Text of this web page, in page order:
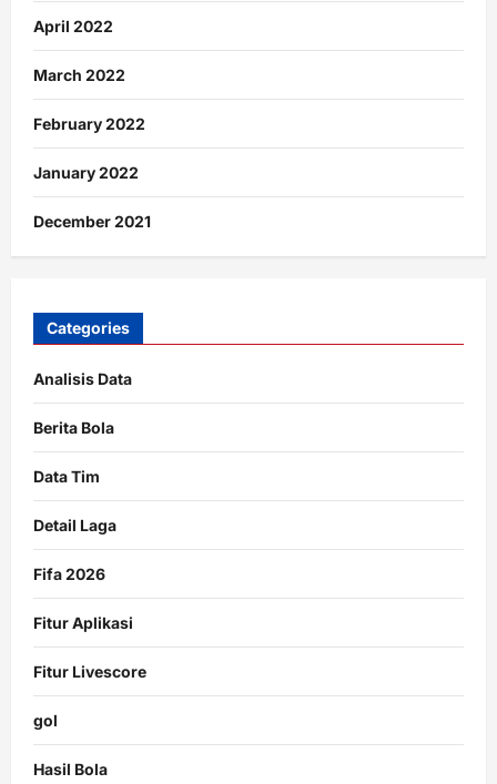
April 2022
March 2022
February 2022
January 2022
December 2021
Categories
Analisis Data
Berita Bola
Data Tim
Detail Laga
Fifa 2026
Fitur Aplikasi
Fitur Livescore
gol
Hasil Bola